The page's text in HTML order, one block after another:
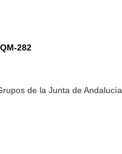
282
de la Junta de Andalucía